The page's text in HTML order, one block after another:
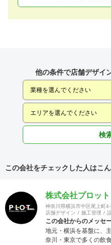
他の条件で店舗デザイ
検
この会社をチェックした人はこ
株式会社プロット
神奈川県横浜市中区尾上町
店舗デザイン
施工管理
この会社からのメッセ
地元・横浜を基盤に、
奈川・東京で多くの飲